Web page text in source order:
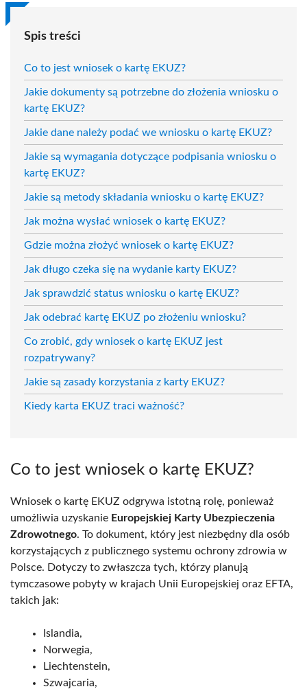
Spis treści
Co to jest wniosek o kartę EKUZ?
Jakie dokumenty są potrzebne do złożenia wniosku o
kartę EKUZ?
Jakie dane należy podać we wniosku o kartę EKUZ?
Jakie są wymagania dotyczące podpisania wniosku o
kartę EKUZ?
Jakie są metody składania wniosku o kartę EKUZ?
Jak można wysłać wniosek o kartę EKUZ?
Gdzie można złożyć wniosek o kartę EKUZ?
Jak długo czeka się na wydanie karty EKUZ?
Jak sprawdzić status wniosku o kartę EKUZ?
Jak odebrać kartę EKUZ po złożeniu wniosku?
Co zrobić, gdy wniosek o kartę EKUZ jest
rozpatrywany?
Jakie są zasady korzystania z karty EKUZ?
Kiedy karta EKUZ traci ważność?
Co to jest wniosek o kartę EKUZ?
Wniosek o kartę EKUZ odgrywa istotną rolę, ponieważ
umożliwia uzyskanie Europejskiej Karty Ubezpieczenia
Zdrowotnego. To dokument, który jest niezbędny dla osób
korzystających z publicznego systemu ochrony zdrowia w
Polsce. Dotyczy to zwłaszcza tych, którzy planują
tymczasowe pobyty w krajach Unii Europejskiej oraz EFTA,
takich jak:
Islandia,
Norwegia,
Liechtenstein,
Szwajcaria,